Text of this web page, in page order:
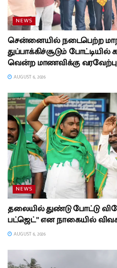
NEWS
சென்னையில் நடைபெற்ற
துப்பாக்கிச்சூடும்
வென்ற மாணவிக்கு வரவேற்பு
AUGUST 6, 2026
NEWS
தலையில் துண்டு போட்டு
பட்ஜெட்” என நாகையில்
AUGUST 6, 2026